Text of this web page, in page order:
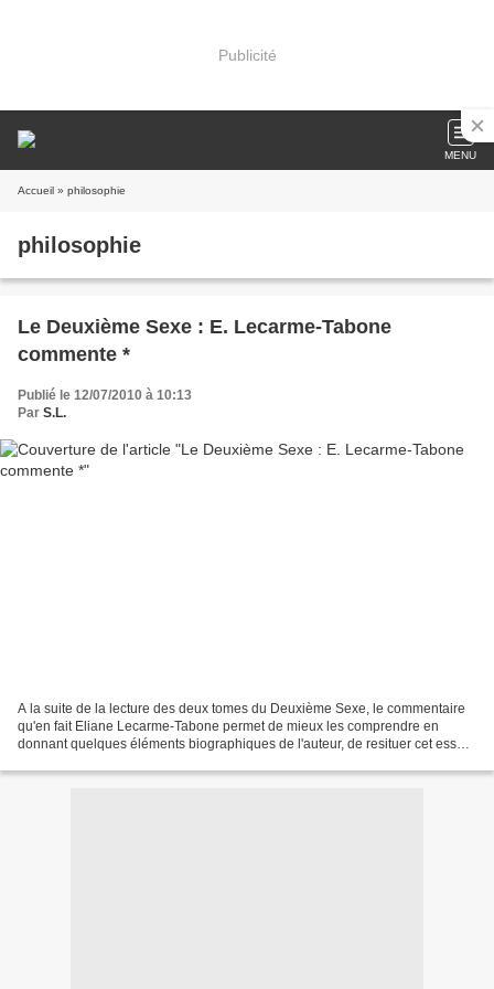
Publicité
MENU
Accueil » philosophie
philosophie
Le Deuxième Sexe : E. Lecarme-Tabone
commente *
Publié le 12/07/2010 à 10:13
Par S.L.
A la suite de la lecture des deux tomes du Deuxième Sexe, le commentaire
qu'en fait Eliane Lecarme-Tabone permet de mieux les comprendre en
donnant quelques éléments biographiques de l'auteur, de resituer cet essai-